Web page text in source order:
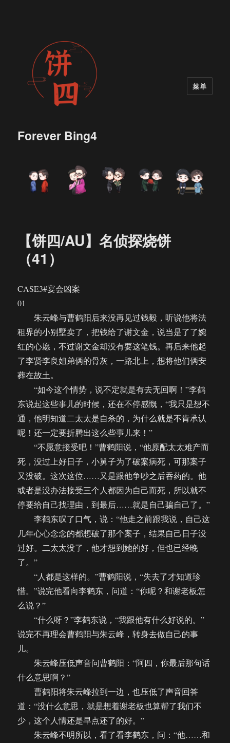
Forever Bing4
菜单
【饼四/AU】名侦探烧饼
（41）
CASE3#宴会凶案
01
朱云峰与曹鹤阳后来没再见过钱毅，听说他将法
租界的小别墅卖了，把钱给了谢文金，说当是了了婉
红的心愿，不过谢文金却没有要这笔钱。再后来他起
了李贤李良姐弟俩的骨灰，一路北上，想将他们俩安
葬在故土。
“如今这个情势，说不定就是有去无回啊！”李鹤
东说起这些事儿的时候，还在不停感慨，“我只是想不
通，他明知道二太太是自杀的，为什么就是不肯承认
呢！还一定要折腾出这么些事儿来！”
“不愿意接受吧！”曹鹤阳说，“他原配太太难产而
死，没过上好日子，小舅子为了破案病死，可那案子
又没破。这次这位……又是跟他争吵之后吞药的。他
或者是没办法接受三个人都因为自己而死，所以就不
停要给自己找理由，到最后……就是自己骗自己了。”
李鹤东叹了口气，说：“他走之前跟我说，自己这
几年心心念念的都想破了那个案子，结果自己日子没
过好。二太太没了，他才想到她的好，但也已经晚
了。”
“人都是这样的。”曹鹤阳说，“失去了才知道珍
惜。”说完他看向李鹤东，问道：“你呢？和谢老板怎
么说？”
“什么呀？”李鹤东说，“我跟他有什么好说的。”
说完不再理会曹鹤阳与朱云峰，转身去做自己的事
儿。
朱云峰压低声音问曹鹤阳：“阿四，你最后那句话
什么意思啊？”
曹鹤阳将朱云峰拉到一边，也压低了声音回答
道：“没什么意思，就是想着谢老板也算帮了我们不
少，这个人情还是早点还了的好。”
朱云峰不明所以，看了看李鹤东，问：“他……和